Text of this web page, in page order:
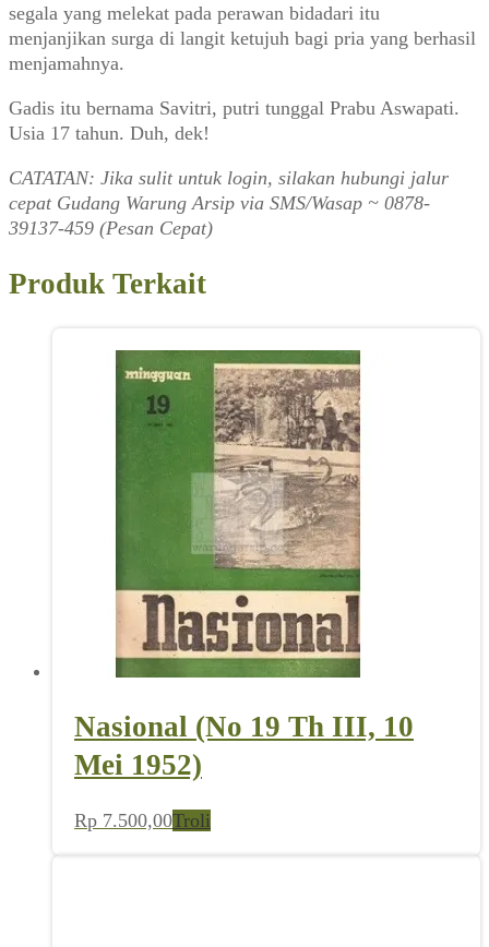
segala yang melekat pada perawan bidadari itu
menjanjikan surga di langit ketujuh bagi pria yang berhasil
menjamahnya.
Gadis itu bernama Savitri, putri tunggal Prabu Aswapati.
Usia 17 tahun. Duh, dek!
CATATAN: Jika sulit untuk login, silakan hubungi jalur
cepat Gudang Warung Arsip via SMS/Wasap ~ 0878-
39137-459 (Pesan Cepat)
Produk Terkait
Nasional (No 19 Th III, 10
Mei 1952)
Rp 7.500,00Troli